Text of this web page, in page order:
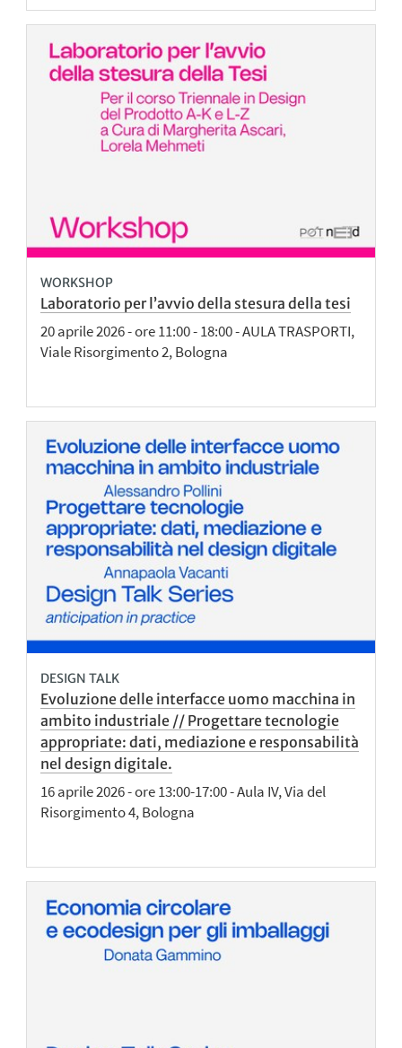
WORKSHOP
Laboratorio per l’avvio della stesura della tesi
20 aprile 2026 - ore 11:00 - 18:00 - AULA TRASPORTI,
Viale Risorgimento 2, Bologna
DESIGN TALK
Evoluzione delle interfacce uomo macchina in
ambito industriale // Progettare tecnologie
appropriate: dati, mediazione e responsabilità
nel design digitale.
16 aprile 2026 - ore 13:00-17:00 - Aula IV, Via del
Risorgimento 4, Bologna